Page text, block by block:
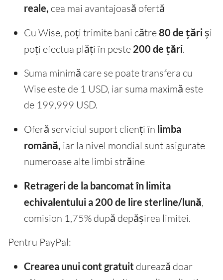
reale, cea mai avantajoasă ofertă
Cu Wise, poți trimite bani către80 de țări și
poți efectua plăți în peste 200 de țări.
Suma minimă care se poate transfera cu
Wise este de 1 USD, iar suma maximă este
de 199,999 USD.
Oferă serviciul suport clienți în limba
română, iar la nivel mondial sunt asigurate
numeroase alte limbi străine
Retrageri de la bancomat în limita
echivalentului a 200 de lire sterline/lună,
comision 1,75% după depășirea limitei.
Pentru PayPal:
Crearea unui cont gratuit durează doar